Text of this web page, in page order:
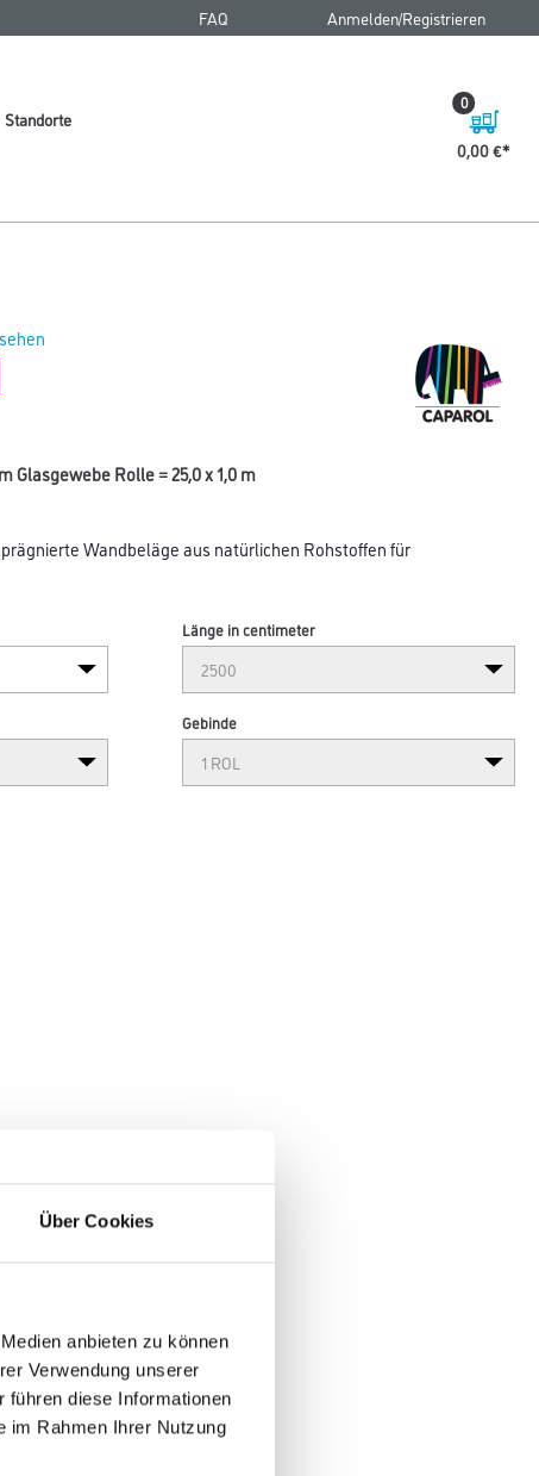
Über Cookies
anbieten zu können
Verwendung unserer
führen diese Informationen
im Rahmen Ihrer Nutzung
FAQ Anmelden/Registrieren
Standorte
0,00 €
0
Glasgewebe Rolle = 25,0 x 1,0 m
Wandbeläge aus natürlichen Rohstoffen für
Länge in centimeter
Gebinde